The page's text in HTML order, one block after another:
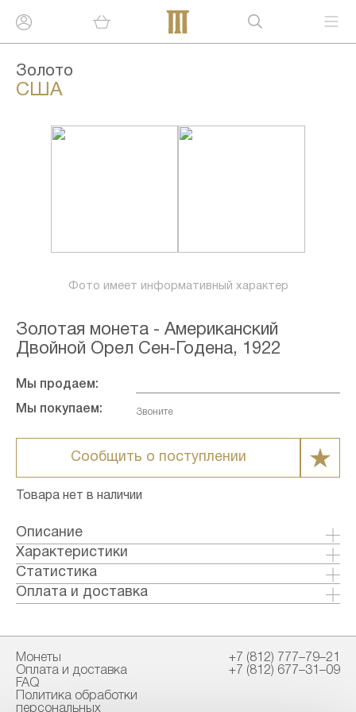
Золото
США
Фото имеет информативный характер
Золотая монета - Американский
Двойной Орел Сен-Годена, 1922
Мы продаем:
Мы покупаем: Звоните
Сообщить о поступлении
Товара нет в наличии
Описание
Характеристики
Металл: Золото
Страна: США
Годы выпуска: 1907-1933
Проба: 900
Вес общий гр.: 33.44
Вес чистый гр.: 30.09
Статистика
Оплата и доставка
Наличными в офисе
Способы доставки:
Монеты
Оплата и доставка
FAQ
Политика обработки
персональных
+7 (812) 777–79–21
+7 (812) 677–31–09